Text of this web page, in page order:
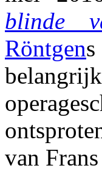
blinde
Röntgen
van